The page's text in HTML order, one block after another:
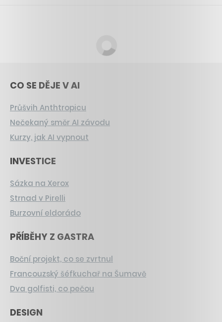
CO SE DĚJE V AI
Průšvih Anthtropicu
Nečekaný směr AI závodu
Kurzy, jak AI vypnout
INVESTICE
Sázka na Xerox
Strnad v Pirelli
Burzovní eldorádo
PŘÍBĚHY Z GASTRA
Boční projekt, co se zvrtnul
Francouzský šéfkuchař na Šumavě
Dva golfisti, co pečou
DESIGN